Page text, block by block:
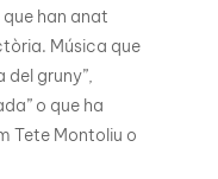
han anat
Música que
del gruny”,
o que ha
Tete Montoliu o